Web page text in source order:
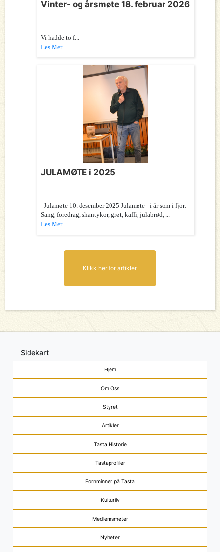
Vinter- og årsmøte 18. februar 2026
Vi hadde to f...
Les Mer
JULAMØTE i 2025
Julamøte 10. desember 2025 Julamøte - i år som i fjor:
Sang, foredrag, shantykor, grøt, kaffi, julabrød, ...
Les Mer
Klikk her for artikler
Sidekart
Hjem
Om Oss
Styret
Artikler
Tasta Historie
Tastaprofiler
Fornminner på Tasta
Kulturliv
Medlemsmøter
Nyheter